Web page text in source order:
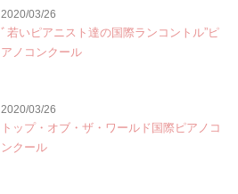
2020/03/26
ﾞ若いピアニスト達の国際ランコントル”ピ
アノコンクール
2020/03/26
トップ・オブ・ザ・ワールド国際ピアノコ
ンクール